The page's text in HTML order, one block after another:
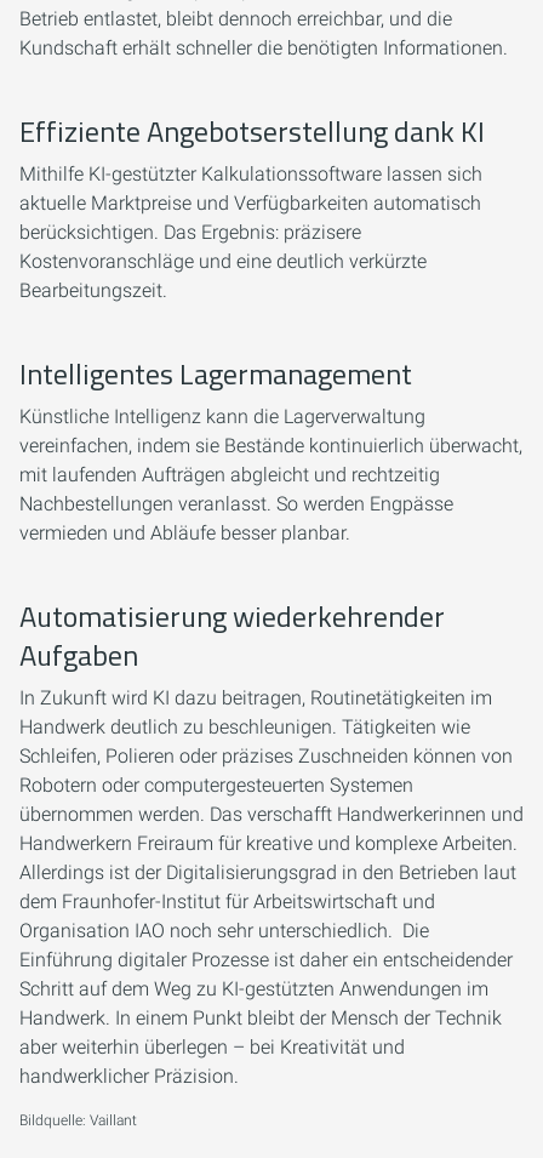
Betrieb entlastet, bleibt dennoch erreichbar, und die
Kundschaft erhält schneller die benötigten Informationen.
Effiziente Angebotserstellung dank KI
Mithilfe KI-gestützter Kalkulationssoftware lassen sich
aktuelle Marktpreise und Verfügbarkeiten automatisch
berücksichtigen. Das Ergebnis: präzisere
Kostenvoranschläge und eine deutlich verkürzte
Bearbeitungszeit.
Intelligentes Lagermanagement
Künstliche Intelligenz kann die Lagerverwaltung
vereinfachen, indem sie Bestände kontinuierlich überwacht,
mit laufenden Aufträgen abgleicht und rechtzeitig
Nachbestellungen veranlasst. So werden Engpässe
vermieden und Abläufe besser planbar.
Automatisierung wiederkehrender
Aufgaben
In Zukunft wird KI dazu beitragen, Routinetätigkeiten im
Handwerk deutlich zu beschleunigen. Tätigkeiten wie
Schleifen, Polieren oder präzises Zuschneiden können von
Robotern oder computergesteuerten Systemen
übernommen werden. Das verschafft Handwerkerinnen und
Handwerkern Freiraum für kreative und komplexe Arbeiten.
Allerdings ist der Digitalisierungsgrad in den Betrieben laut
dem Fraunhofer-Institut für Arbeitswirtschaft und
Organisation IAO noch sehr unterschiedlich. Die
Einführung digitaler Prozesse ist daher ein entscheidender
Schritt auf dem Weg zu KI-gestützten Anwendungen im
Handwerk. In einem Punkt bleibt der Mensch der Technik
aber weiterhin überlegen – bei Kreativität und
handwerklicher Präzision.
Bildquelle: Vaillant